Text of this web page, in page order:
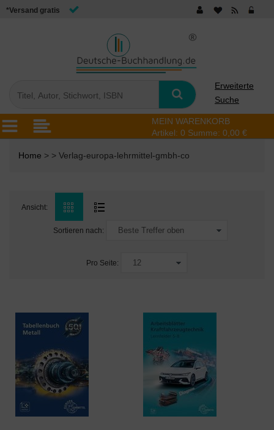
*Versand gratis
Erweiterte
Suche
MEIN WARENKORB
Artikel: 0 Summe: 0,00 €
Home > > Verlag-europa-lehrmittel-gmbh-co
Ansicht:
Sortieren nach:
Pro Seite: